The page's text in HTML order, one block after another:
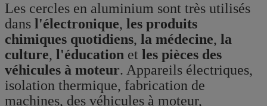
Les cercles en aluminium sont très utilisés
dans l'électronique, les produits
chimiques quotidiens, la médecine, la
culture, l'éducation et les pièces des
véhicules à moteur. Appareils électriques,
isolation thermique, fabrication de
machines, des véhicules à moteur,